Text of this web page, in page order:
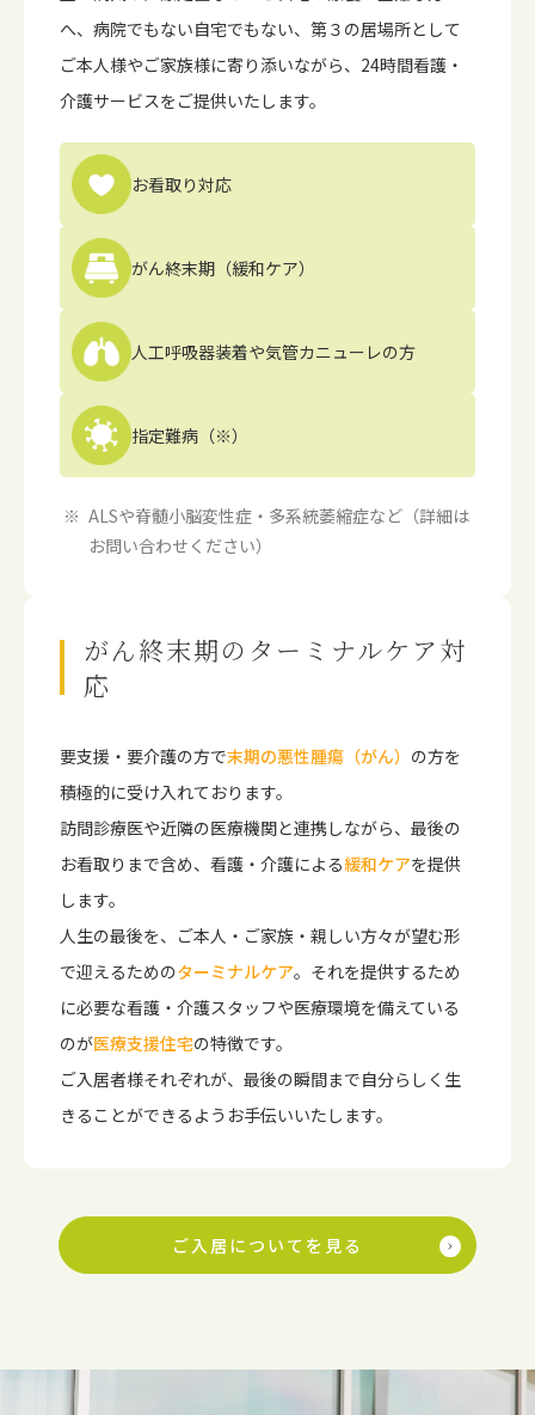
へ、病院でもない⾃宅でもない、第３の居場所として
ご本⼈様やご家族様に寄り添いながら、24時間看護・
介護サービスをご提供いたします。
お看取り対応
がん終末期 （緩和ケア）
人工呼吸器装着や気管カニューレの方
指定難病（※）
ALSや脊髄小脳変性症・多系統萎縮症など（詳細は
お問い合わせください）
がん終末期のターミナルケア対
応
要支援・要介護の方で末期の悪性腫瘍（がん） の方を
積極的に受け入れております。
訪問診療医や近隣の医療機関と連携しながら、最後の
お看取りまで含め、看護・介護による緩和ケアを提供
します。
人生の最後を、ご本人・ご家族・親しい方々が望む形
で迎えるためのターミナルケア。それを提供するため
に必要な看護・介護スタッフや医療環境を備えている
のが医療支援住宅の特徴です。
ご入居者様それぞれが、最後の瞬間まで自分らしく生
きることができるようお手伝いいたします。
ご入居についてを見る